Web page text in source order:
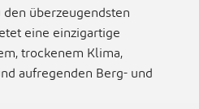
überzeugendsten
eine einzigartige
trockenem Klima,
aufregenden Berg- und